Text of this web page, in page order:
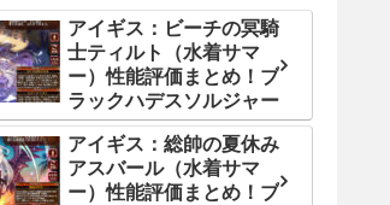
アイギス：ビーチの冥騎
士ティルト（水着サマ
ー）性能評価まとめ！ブ
ラックハデスソルジャー
アイギス：総帥の夏休み
アスバール（水着サマ
ー）性能評価まとめ！ブ